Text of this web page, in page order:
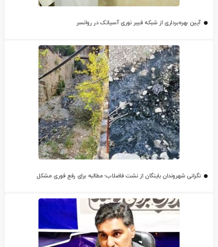
آیین بهره‌برداری از شبکه فیبر نوری آسیاتک در روانسر
نگرانی شهروندان باینگان از نشت فاضلاب؛ مطالبه برای رفع فوری مشکل